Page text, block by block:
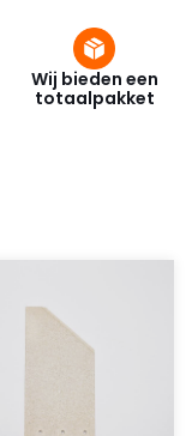
Wij bieden een
totaalpakket